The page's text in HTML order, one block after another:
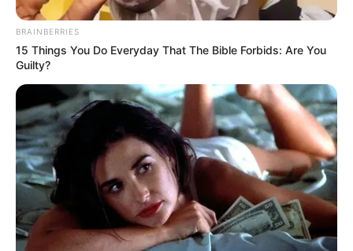
BRAINBERRIES
15 Things You Do Everyday That The Bible Forbids: Are You
Guilty?